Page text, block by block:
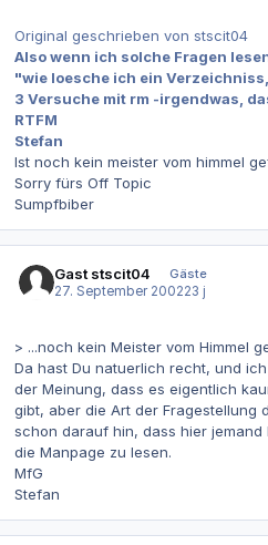
Original geschrieben von stscit04
Also wenn ich solche Fragen
"wie loesche ich ein
3 Versuche mit rm -irgendwas,
RTFM
Stefan
Ist noch kein meister vom himmel
Sorry fürs Off Topic
Sumpfbiber
Gast stscit04
Gäste
27. September 200223 j
> ...noch kein Meister vom Himmel
Da hast Du natuerlich recht, und
der Meinung, dass es eigentlich
gibt, aber die Art der Fragestellung
schon darauf hin, dass hier jemand
die Manpage zu lesen.
MfG
Stefan